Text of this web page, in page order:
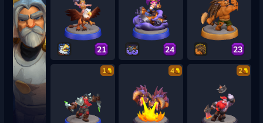
21 24 23
1 4 2